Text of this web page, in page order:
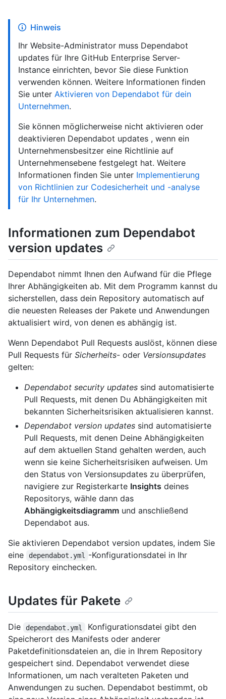
Hinweis
Ihr Website-Administrator muss Dependabot
updates für Ihre GitHub Enterprise Server-
Instance einrichten, bevor Sie diese Funktion
verwenden können. Weitere Informationen finden
Sie unter Aktivieren von Dependabot für dein
Unternehmen.
Sie können möglicherweise nicht aktivieren oder
deaktivieren Dependabot updates , wenn ein
Unternehmensbesitzer eine Richtlinie auf
Unternehmensebene festgelegt hat. Weitere
Informationen finden Sie unter Implementierung
von Richtlinien zur Codesicherheit und -analyse
für Ihr Unternehmen.
Informationen zum Dependabot
version updates
Dependabot nimmt Ihnen den Aufwand für die Pflege
Ihrer Abhängigkeiten ab. Mit dem Programm kannst du
sicherstellen, dass dein Repository automatisch auf
die neuesten Releases der Pakete und Anwendungen
aktualisiert wird, von denen es abhängig ist.
Wenn Dependabot Pull Requests auslöst, können diese
Pull Requests für Sicherheits- oder Versionsupdates
gelten:
Dependabot security updates sind automatisierte
Pull Requests, mit denen Du Abhängigkeiten mit
bekannten Sicherheitsrisiken aktualisieren kannst.
Dependabot version updates sind automatisierte
Pull Requests, mit denen Deine Abhängigkeiten
auf dem aktuellen Stand gehalten werden, auch
wenn sie keine Sicherheitsrisiken aufweisen. Um
den Status von Versionsupdates zu überprüfen,
navigiere zur Registerkarte Insights deines
Repositorys, wähle dann das
Abhängigkeitsdiagramm und anschließend
Dependabot aus.
Sie aktivieren Dependabot version updates, indem Sie
eine
dependabot.yml
-Konfigurationsdatei in Ihr
Repository einchecken.
Updates für Pakete
Die dependabot.yml
Konfigurationsdatei gibt den
Speicherort des Manifests oder anderer
Paketdefinitionsdateien an, die in Ihrem Repository
gespeichert sind. Dependabot verwendet diese
Informationen, um nach veralteten Paketen und
Anwendungen zu suchen. Dependabot bestimmt, ob